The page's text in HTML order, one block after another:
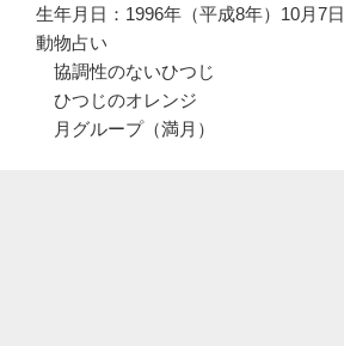
生年月日：1996年（平成8年）10月7日
動物占い
協調性のないひつじ
ひつじのオレンジ
月グループ（満月）